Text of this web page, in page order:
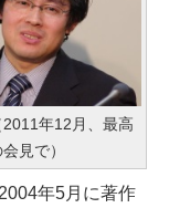
年12月、最高
見で）
年5月に著作